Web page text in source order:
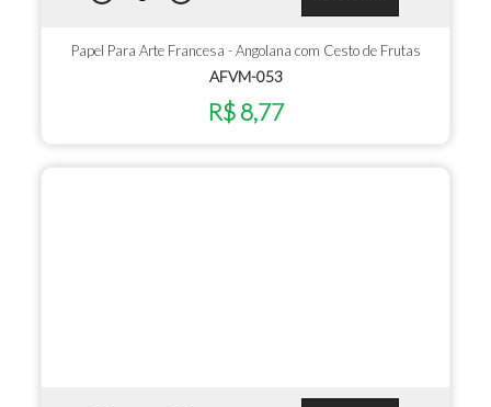
Papel Para Arte Francesa - Angolana com Cesto de Frutas
AFVM-053
R$ 8,77